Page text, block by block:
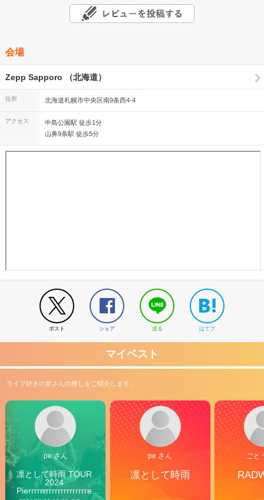
会場
Zepp Sapporo （北海道）
住所 北海道札幌市中央区南9条西4-4
アクセス
中島公園駅 徒歩1分
山鼻9条駅 徒歩5分
ポスト シェア 送る はてブ
マイベスト
ライブ好きの皆さんの推しをご紹介します。
pe さん
凛として時雨 TOUR
2024
Pierrrrrrrrrrrrrrrrrrrre
pe さん
凛として時雨
ごと